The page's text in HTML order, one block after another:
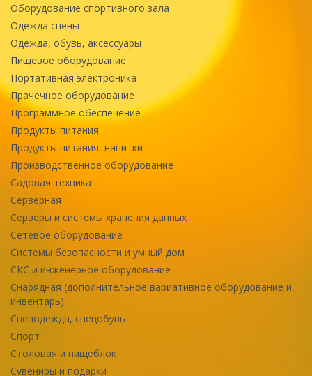
Оборудование спортивного зала
Одежда сцены
Одежда, обувь, аксессуары
Пищевое оборудование
Портативная электроника
Прачечное оборудование
Программное обеспечение
Продукты питания
Продукты питания, напитки
Производственное оборудование
Садовая техника
Серверная
Серверы и системы хранения данных
Сетевое оборудование
Системы безопасности и умный дом
СКС и инженерное оборудование
Снарядная (дополнительное вариативное оборудование и
инвентарь)
Спецодежда, спецобувь
Спорт
Столовая и пищеблок
Сувениры и подарки